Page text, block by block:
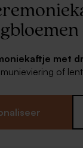
met
of
maar het
worden niet